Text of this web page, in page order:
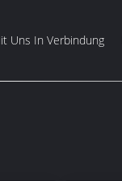
Uns In Verbindung